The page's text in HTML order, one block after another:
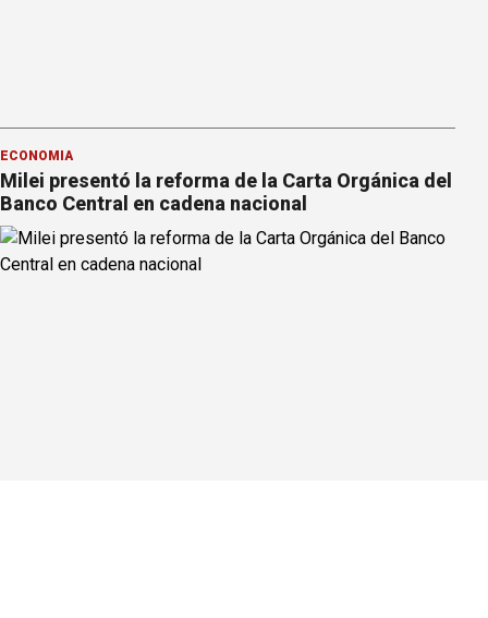
ECONOMÍA
Milei presentó la reforma de la Carta Orgánica del
Banco Central en cadena nacional